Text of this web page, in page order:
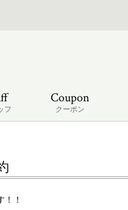
フ
Coupon
クーポン
！